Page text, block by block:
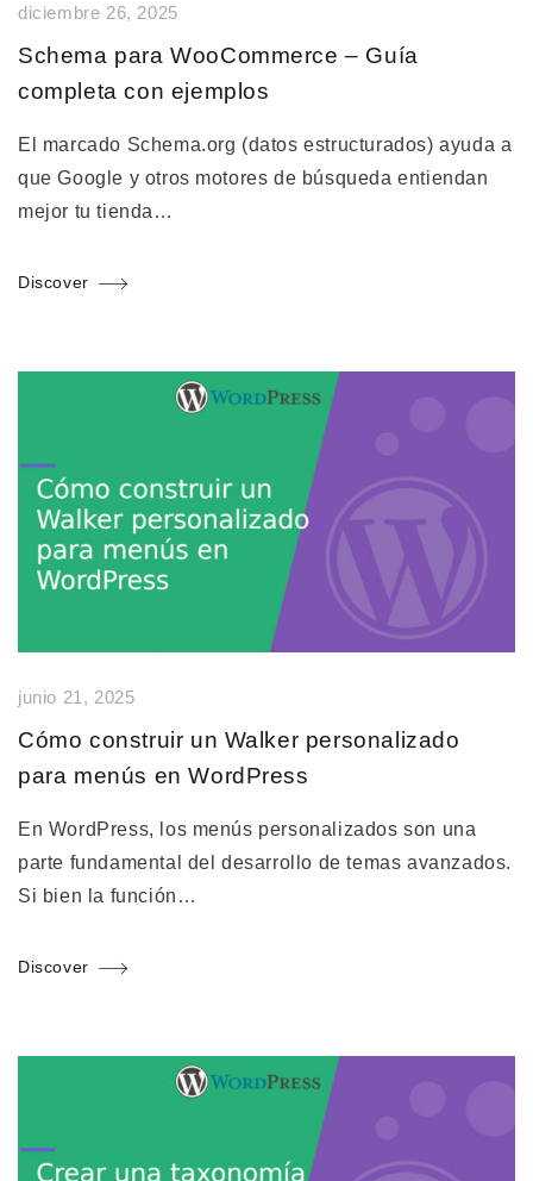
diciembre 26, 2025
Schema para WooCommerce – Guía
completa con ejemplos
El marcado Schema.org (datos estructurados) ayuda a
que Google y otros motores de búsqueda entiendan
mejor tu tienda…
Discover
junio 21, 2025
Cómo construir un Walker personalizado
para menús en WordPress
En WordPress, los menús personalizados son una
parte fundamental del desarrollo de temas avanzados.
Si bien la función…
Discover